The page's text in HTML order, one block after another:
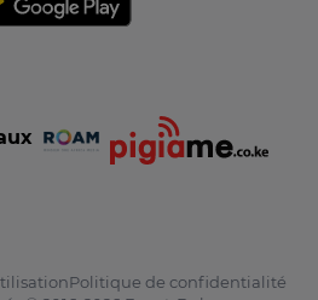
Politique de confidentialité